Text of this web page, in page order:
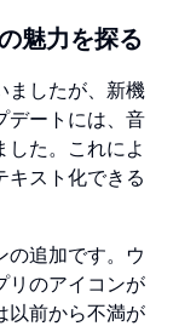
魅力を探る
ましたが、新機
デートには、音
した。これによ
キスト化できる
の追加です。ウ
リのアイコンが
以前から不満が